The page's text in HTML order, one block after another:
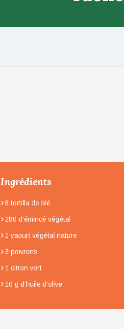
Ingrédients
›8 tortilla de blé
› 280 d’émincé végétal
› 1 yaourt végétal nature
›3 poivrons
› 1 citron vert
› 10 g d’huile d’olive